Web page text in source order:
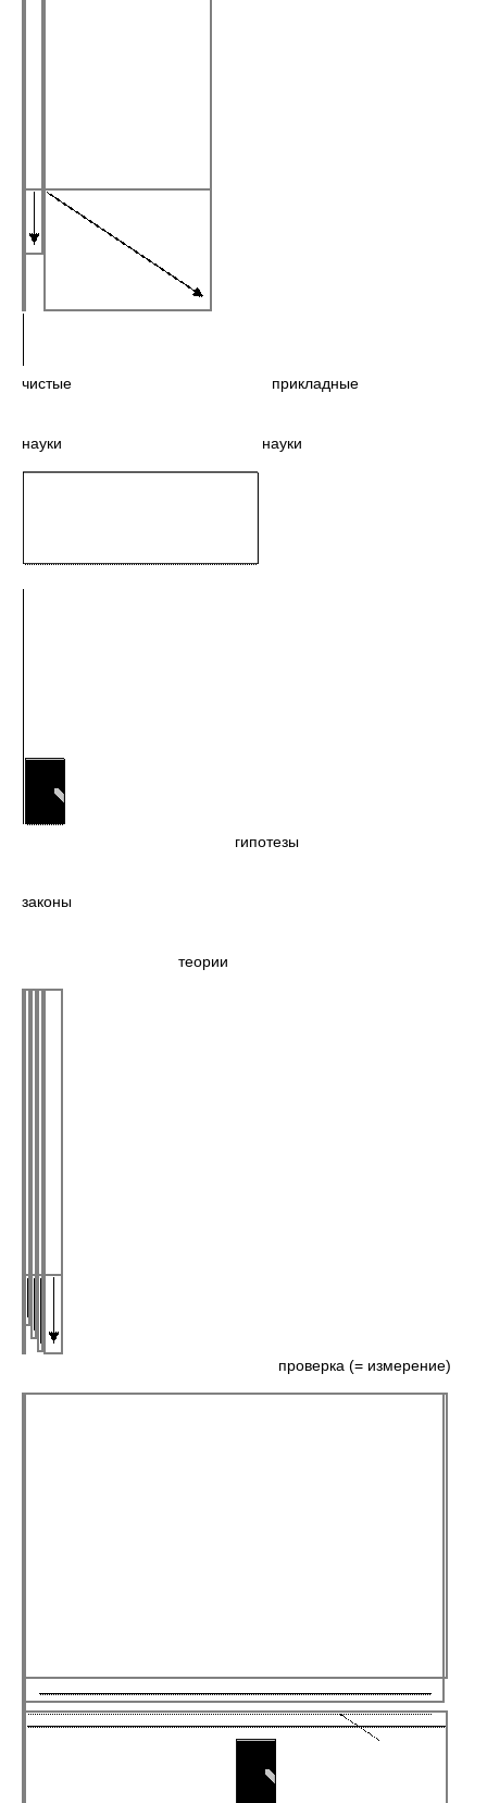
чистые прикладные
науки науки
гипотезы
законы
теории
проверка (= измерение)